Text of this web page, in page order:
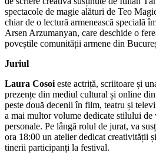
spectacole de magie alături de Teo
chiar de o lectură armenească specială
Arsen Arzumanyan, care deschide o
poveștile comunității armene din
Juriul
Laura Cosoi este actriță, scriitoare și
prezențe din mediul cultural și online
peste două decenii în film, teatru și
a mai multor volume dedicate stilului
personale. Pe lângă rolul de jurat, va
ora 18:00 un atelier dedicat creativității
tinerii participanți la festival.